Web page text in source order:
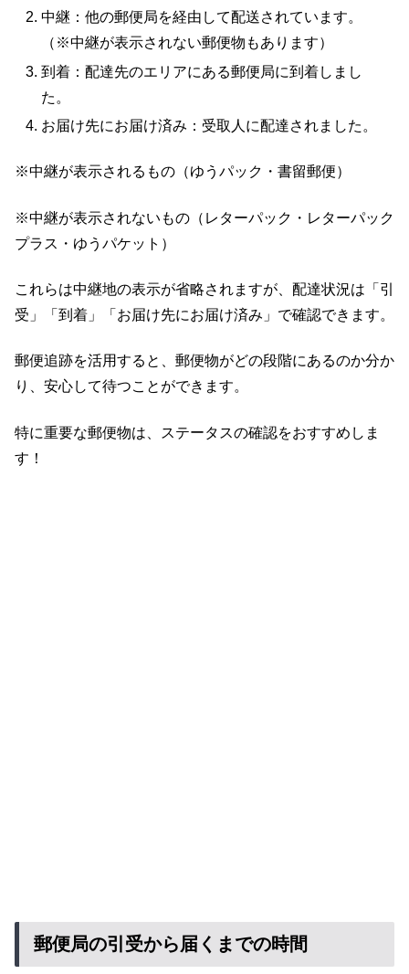
中継：他の郵便局を経由して配送されています。
（※中継が表示されない郵便物もあります）
到着：配達先のエリアにある郵便局に到着しまし
た。
お届け先にお届け済み：受取人に配達されました。
※中継が表示されるもの（ゆうパック・書留郵便）
※中継が表示されないもの（レターパック・レターパック
プラス・ゆうパケット）
これらは中継地の表示が省略されますが、配達状況は「引
受」「到着」「お届け先にお届け済み」で確認できます。
郵便追跡を活用すると、郵便物がどの段階にあるのか分か
り、安心して待つことができます。
特に重要な郵便物は、ステータスの確認をおすすめしま
す！
郵便局の引受から届くまでの時間